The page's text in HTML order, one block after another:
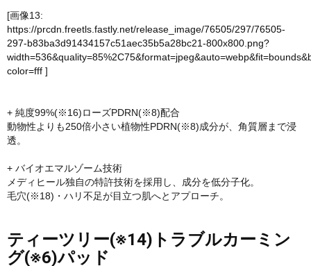
[画像13:
https://prcdn.freetls.fastly.net/release_image/76505/297/76505-
297-b83ba3d91434157c51aec35b5a28bc21-800x800.png?
color=fff ]
+ 純度99%(※16)ローズPDRN(※8)配合
動物性よりも250倍小さい植物性PDRN(※8)成分が、角質層まで浸
透。
+ バイオエマルゾーム技術
メディヒール独自の特許技術を採用し、成分を低分子化。
毛穴(※18)・ハリ不足が目立つ肌へとアプローチ。
ティーツリー(※14)トラブルカーミン
グ(※6)パッド